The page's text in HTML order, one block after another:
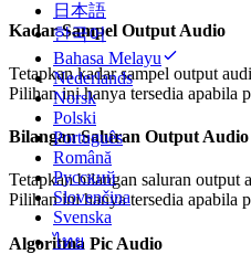
日本語
한국어
Bahasa Melayu
Nederlands
Norsk
Polski
Português
Română
Русский
Slovenčina
Svenska
ไทย
Kadar Sampel Output Audio
Tetapkan kadar sampel output
Pilihan ini hanya tersedia apabila
Bilangan Saluran Output Audio
Tetapkan bilangan saluran
Pilihan ini hanya tersedia apabila
Algoritma Pic Audio